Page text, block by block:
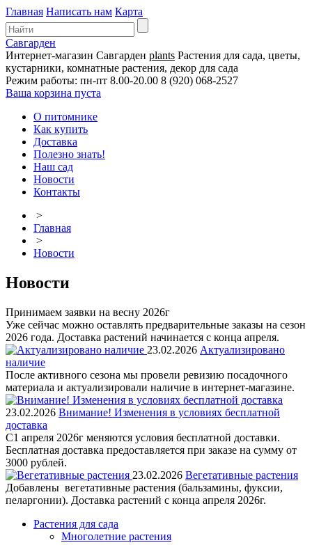
Главная Написать нам Карта
Савгарден
Интернет-магазин Савгарден plants Растения для сада, цветы,
кустарники, комнатные растения, декор для сада
Режим работы: пн-пт 8.00-20.00 8 (920) 068-2527
Ваша корзина пуста
О питомнике
Как купить
Доставка
Полезно знать!
Наш сад
Новости
Контакты
>
Главная
>
Новости
Новости
Принимаем заявки на весну 2026г
Уже сейчас можно оставлять предварительные заказы на сезон
2026 года. Доставка растений начинается с конца апреля.
23.02.2026 Актуализировано
наличие
После активного сезона мы провели ревизию посадочного
материала и актуализировали наличие в интернет-магазине.
23.02.2026 Внимание! Изменения в условиях бесплатной
доставка
С1 апреля 2026г меняются условия бесплатной доставки.
Бесплатная доставка предоставляется при заказе на сумму от
3000 рублей.
23.02.2026 Вегетативные растения
Добавлены вегетативные растения (бальзамины, фуксии,
пеларгонии). Доставка растений с конца апреля 2026г.
Растения для сада
Многолетние растения